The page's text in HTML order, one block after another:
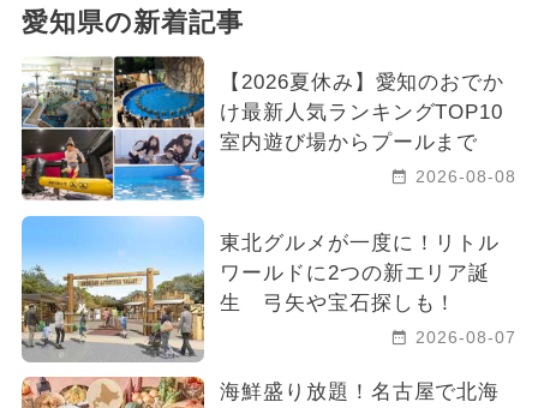
愛知県の新着記事
【2026夏休み】愛知のおでか
け最新人気ランキングTOP10
室内遊び場からプールまで
2026-08-08
東北グルメが一度に！リトル
ワールドに2つの新エリア誕
生 弓矢や宝石探しも！
2026-08-07
海鮮盛り放題！名古屋で北海